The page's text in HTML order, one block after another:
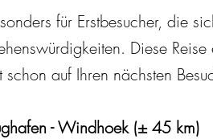
für Erstbesucher, die
Diese
schon auf Ihren nächsten
- Windhoek (± 45 km)